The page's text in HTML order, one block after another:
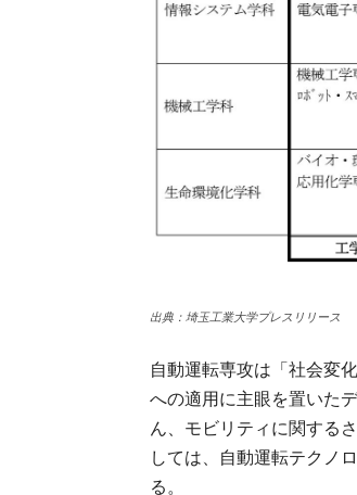
出典：埼玉工業大学プレスリリース
自動運転専攻は「社会変
への適用に主眼を置いた
ん、モビリティに関する
しては、自動運転テクノ
る。